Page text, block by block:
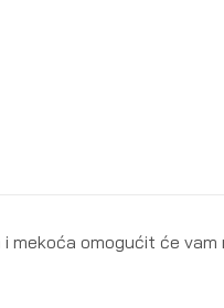
omogućit će